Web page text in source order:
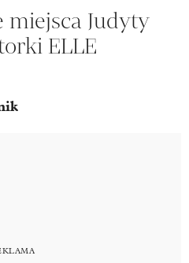
miejsca Judyty
ELLE